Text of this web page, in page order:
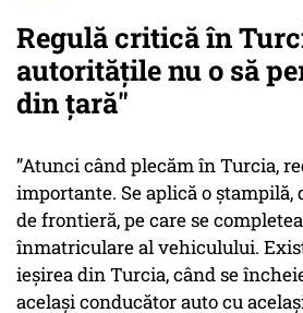
Regulă critică în
autorităţile nu o să
din ţară"
”Atunci când plecăm în Turcia,
importante. Se aplică o ștampilă,
de frontieră, pe care se
înmatriculare al vehiculului.
ieșirea din Turcia, când se
același conducător auto cu